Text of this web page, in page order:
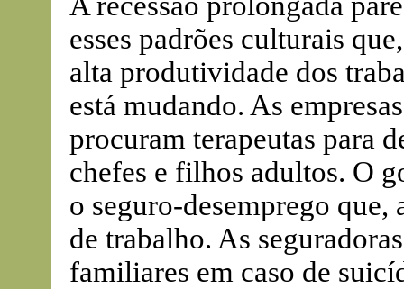
esses padrões culturais
alta produtividade dos
está mudando. As
procuram terapeutas para
chefes e filhos adultos. O
o seguro-desemprego que,
de trabalho. As
familiares em caso de